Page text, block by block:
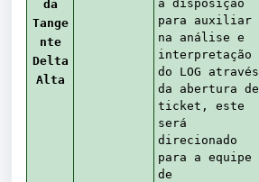
da
Tange
nte
Delta
Alta
à disposição
para auxiliar
na análise e
interpretação
do LOG através
da abertura de
ticket, este
será
direcionado
para a equipe
de